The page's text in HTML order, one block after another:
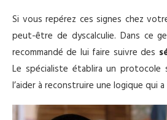
Si vous repérez ces signes chez
peut-être de dyscalculie. Dans ce
recommandé de lui faire suivre des
Le spécialiste établira un
l’aider à reconstruire une logique qui